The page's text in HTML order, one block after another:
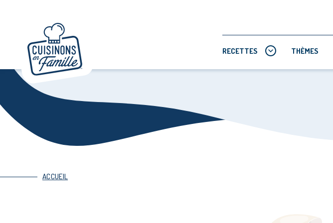
RECETTES THÈMES
ACCUEIL